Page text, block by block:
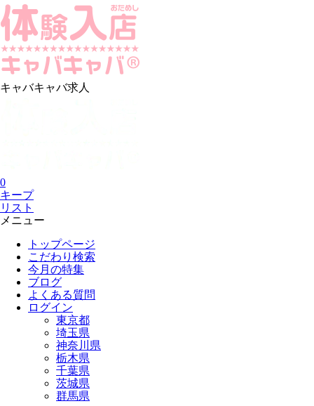
キャバキャバ求人
0
キープ
リスト
メニュー
トップページ
こだわり検索
今月の特集
ブログ
よくある質問
ログイン
東京都
埼玉県
神奈川県
栃木県
千葉県
茨城県
群馬県